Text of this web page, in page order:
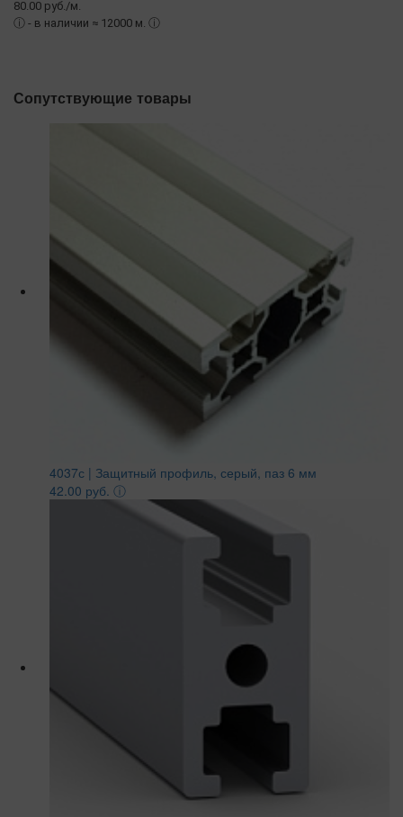
80.00 руб./м.
ⓘ - в наличии ≈ 12000 м. ⓘ
Сопутствующие товары
4037с | Защитный профиль, серый, паз 6 мм
42.00 руб. ⓘ